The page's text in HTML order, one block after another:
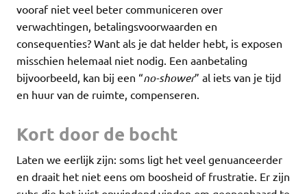
vooraf niet veel beter communiceren over
verwachtingen, betalingsvoorwaarden en
consequenties? Want als je dat helder hebt, is exposen
misschien helemaal niet nodig. Een aanbetaling
bijvoorbeeld, kan bij een “no-shower” al iets van je tijd
en huur van de ruimte, compenseren.
Kort door de bocht
Laten we eerlijk zijn: soms ligt het veel genuanceerder
en draait het niet eens om boosheid of frustratie. Er zijn